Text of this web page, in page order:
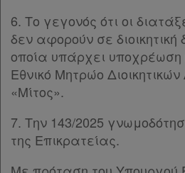
Όροι
χρήσης
Πολιτική
απορρήτου
και
cookies
6. Το γεγονός ότι οι
δεν αφορούν σε διοικητική
οποία υπάρχει
Εθνικό Μητρώο
«Μίτος».
7. Την 143/2025
της Επικρατείας.